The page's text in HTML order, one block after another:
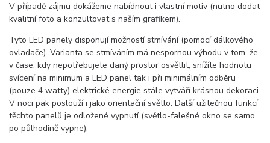
V případě zájmu dokážeme nabídnout i vlastní motiv (nutno dodat
kvalitní foto a konzultovat s naším grafikem).
Tyto LED panely disponují možností stmívání (pomocí dálkového
ovladače). Varianta se stmíváním má nespornou výhodu v tom, že
v čase, kdy nepotřebujete daný prostor osvětlit, snížíte hodnotu
svícení na minimum a LED panel tak i při minimálním odběru
(pouze 4 watty) elektrické energie stále vytváří krásnou dekoraci.
V noci pak poslouží i jako orientační světlo. Další užitečnou funkcí
těchto panelů je odložené vypnutí (světlo-falešné okno se samo
po půlhodině vypne).